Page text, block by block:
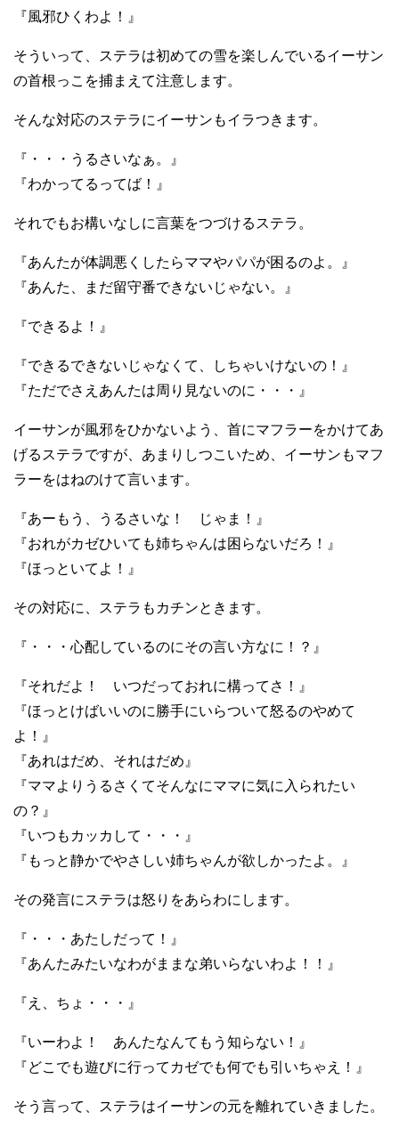
『風邪ひくわよ！』
そういって、ステラは初めての雪を楽しんでいるイーサン
の首根っこを捕まえて注意します。
そんな対応のステラにイーサンもイラつきます。
『・・・うるさいなぁ。』
『わかってるってば！』
それでもお構いなしに言葉をつづけるステラ。
『あんたが体調悪くしたらママやパパが困るのよ。』
『あんた、まだ留守番できないじゃない。』
『できるよ！』
『できるできないじゃなくて、しちゃいけないの！』
『ただでさえあんたは周り見ないのに・・・』
イーサンが風邪をひかないよう、首にマフラーをかけてあ
げるステラですが、あまりしつこいため、イーサンもマフ
ラーをはねのけて言います。
『あーもう、うるさいな！ じゃま！』
『おれがカゼひいても姉ちゃんは困らないだろ！』
『ほっといてよ！』
その対応に、ステラもカチンときます。
『・・・心配しているのにその言い方なに！？』
『それだよ！ いつだっておれに構ってさ！』
『ほっとけばいいのに勝手にいらついて怒るのやめて
よ！』
『あれはだめ、それはだめ』
『ママよりうるさくてそんなにママに気に入られたい
の？』
『いつもカッカして・・・』
『もっと静かでやさしい姉ちゃんが欲しかったよ。』
その発言にステラは怒りをあらわにします。
『・・・あたしだって！』
『あんたみたいなわがままな弟いらないわよ！！』
『え、ちょ・・・』
『いーわよ！ あんたなんてもう知らない！』
『どこでも遊びに行ってカゼでも何でも引いちゃえ！』
そう言って、ステラはイーサンの元を離れていきました。